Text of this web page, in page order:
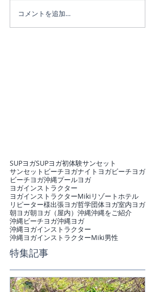
コメントを追加…
SUPヨガSUPヨガ初体験サンセット
サンセットビーチヨガナイトヨガビーチヨガ
ビーチヨガ沖縄プールヨガ
ヨガインストラクター
ヨガインストラクターMiki リゾートホテル
リピーター様出張ヨガ哲学団体ヨガ室内ヨガ
朝ヨガ朝ヨガ（屋内） 沖縄沖縄をご紹介
沖縄ビーチヨガ沖縄ヨガ
沖縄ヨガインストラクター
沖縄ヨガインストラクターMiki男性
特集記事